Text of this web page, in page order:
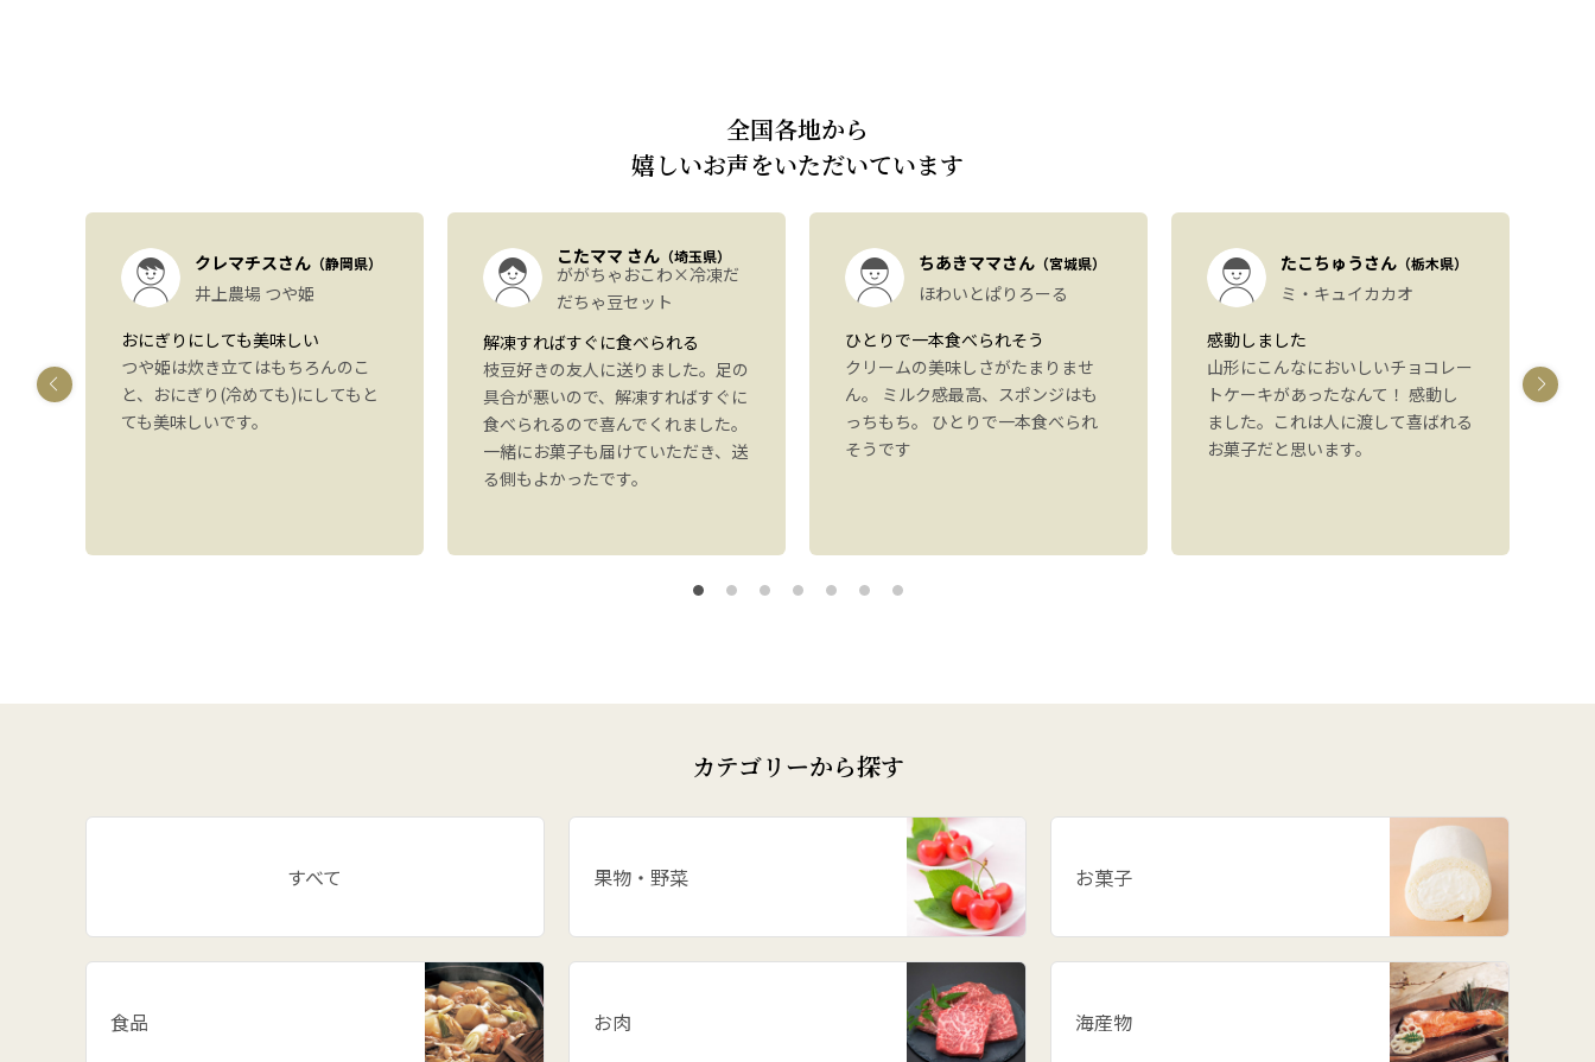
全国各地から
嬉しいお声をいただいています
クレマチスさん （静岡県）
井上農場 つや姫
おにぎりにしても美味しい
つや姫は炊き立てはもちろんのこ
と、おにぎり(冷めても)にしてもと
ても美味しいです。
こたママ さん （埼玉県）
ががちゃおこわ×冷凍だ
だちゃ豆セット
解凍すればすぐに食べられる
枝豆好きの友人に送りました。足の
具合が悪いので、解凍すればすぐに
食べられるので喜んでくれました。
一緒にお菓子も届けていただき、送
る側もよかったです。
ちあきママさん （宮城県）
ほわいとぱりろーる
ひとりで一本食べられそう
クリームの美味しさがたまりませ
ん。 ミルク感最高、スポンジはも
っちもち。 ひとりで一本食べられ
そうです
たこちゅうさん （栃木県）
ミ・キュイカカオ
感動しました
山形にこんなにおいしいチョコレー
トケーキがあったなんて！ 感動し
ました。これは人に渡して喜ばれる
お菓子だと思います。
カテゴリーから探す
すべて 果物・野菜 お菓子
食品 お肉 海産物